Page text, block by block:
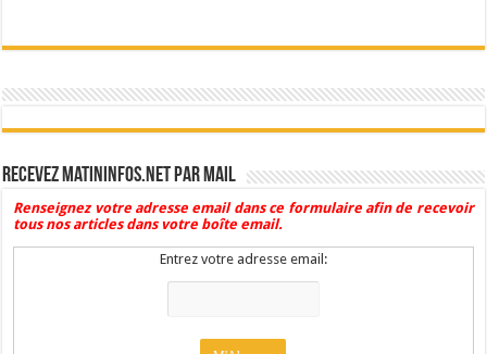
Recevez Matininfos.net par mail
Renseignez votre adresse email dans ce formulaire afin de recevoir
tous nos articles dans votre boîte email.
Entrez votre adresse email: